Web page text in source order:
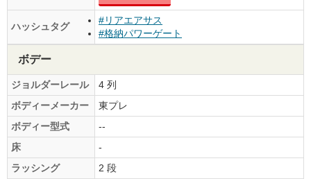
ハッシュタグ
#リアエアサス
#格納パワーゲート
ボデー
ジョルダーレール
4 列
ボディーメーカー
東プレ
ボディー型式
--
床
-
ラッシング
2 段